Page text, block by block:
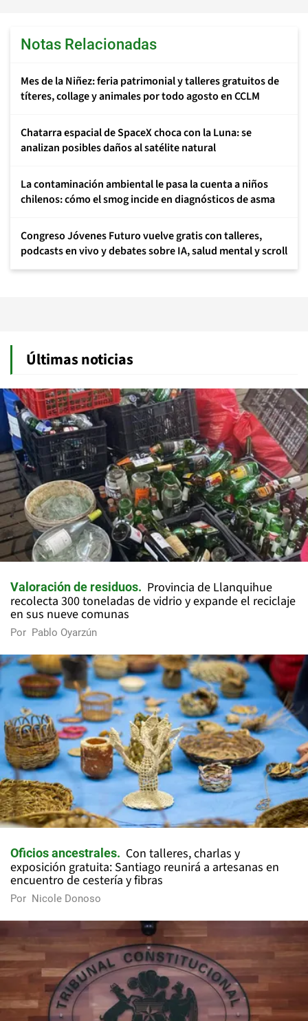
Notas Relacionadas
Mes de la Niñez: feria patrimonial y talleres gratuitos de
títeres, collage y animales por todo agosto en CCLM
Chatarra espacial de SpaceX choca con la Luna: se
analizan posibles daños al satélite natural
La contaminación ambiental le pasa la cuenta a niños
chilenos: cómo el smog incide en diagnósticos de asma
Congreso Jóvenes Futuro vuelve gratis con talleres,
podcasts en vivo y debates sobre IA, salud mental y scroll
Últimas noticias
Valoración de residuos
Provincia de Llanquihue
recolecta 300 toneladas de vidrio y expande el reciclaje
en sus nueve comunas
Por Pablo Oyarzún
Oficios ancestrales
Con talleres, charlas y
exposición gratuita: Santiago reunirá a artesanas en
encuentro de cestería y fibras
Por Nicole Donoso